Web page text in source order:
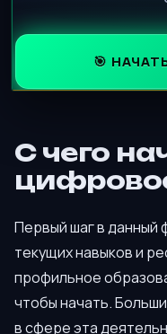
🎯
С чего
Первый шаг в данный
текущих навыков и
профильное
чтобы начать.
в сфере эта